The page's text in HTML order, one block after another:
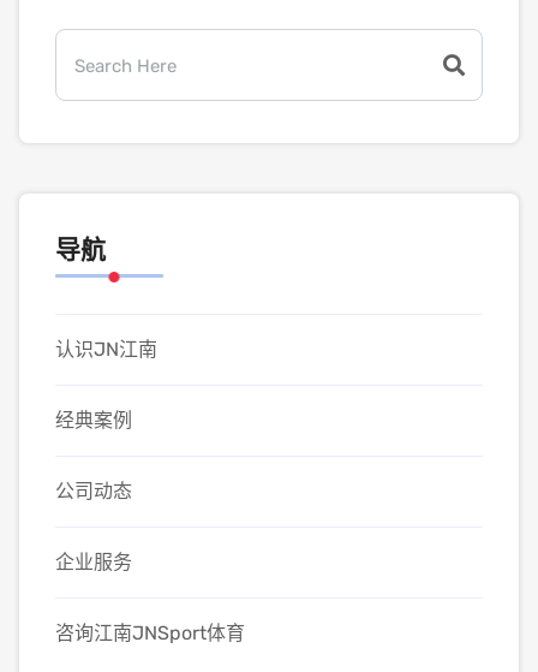
导航
认识JN江南
经典案例
公司动态
企业服务
咨询江南JNSport体育